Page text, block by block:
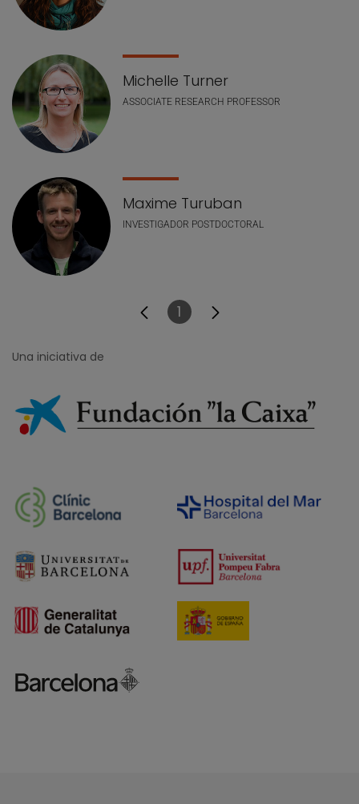
Michelle Turner
ASSOCIATE RESEARCH PROFESSOR
Maxime Turuban
INVESTIGADOR POSTDOCTORAL
Página
1
Una iniciativa de